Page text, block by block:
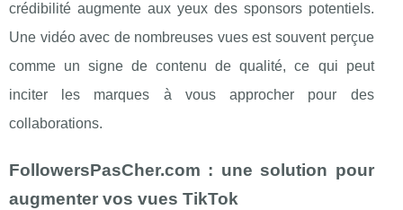
crédibilité augmente aux yeux des sponsors potentiels.
Une vidéo avec de nombreuses vues est souvent perçue
comme un signe de contenu de qualité, ce qui peut
inciter les marques à vous approcher pour des
collaborations.
FollowersPasCher.com : une solution pour
augmenter vos vues TikTok